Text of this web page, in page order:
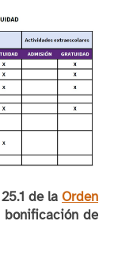
25.1 de laOrden
bonificación de